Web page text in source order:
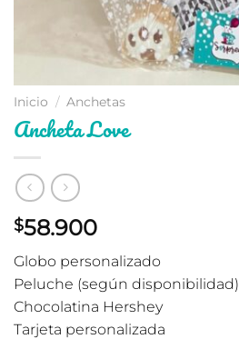
Inicio / Anchetas
Ancheta Love
$58.900
Globo personalizado
Peluche (según disponibilidad)
Chocolatina Hershey
Tarjeta personalizada